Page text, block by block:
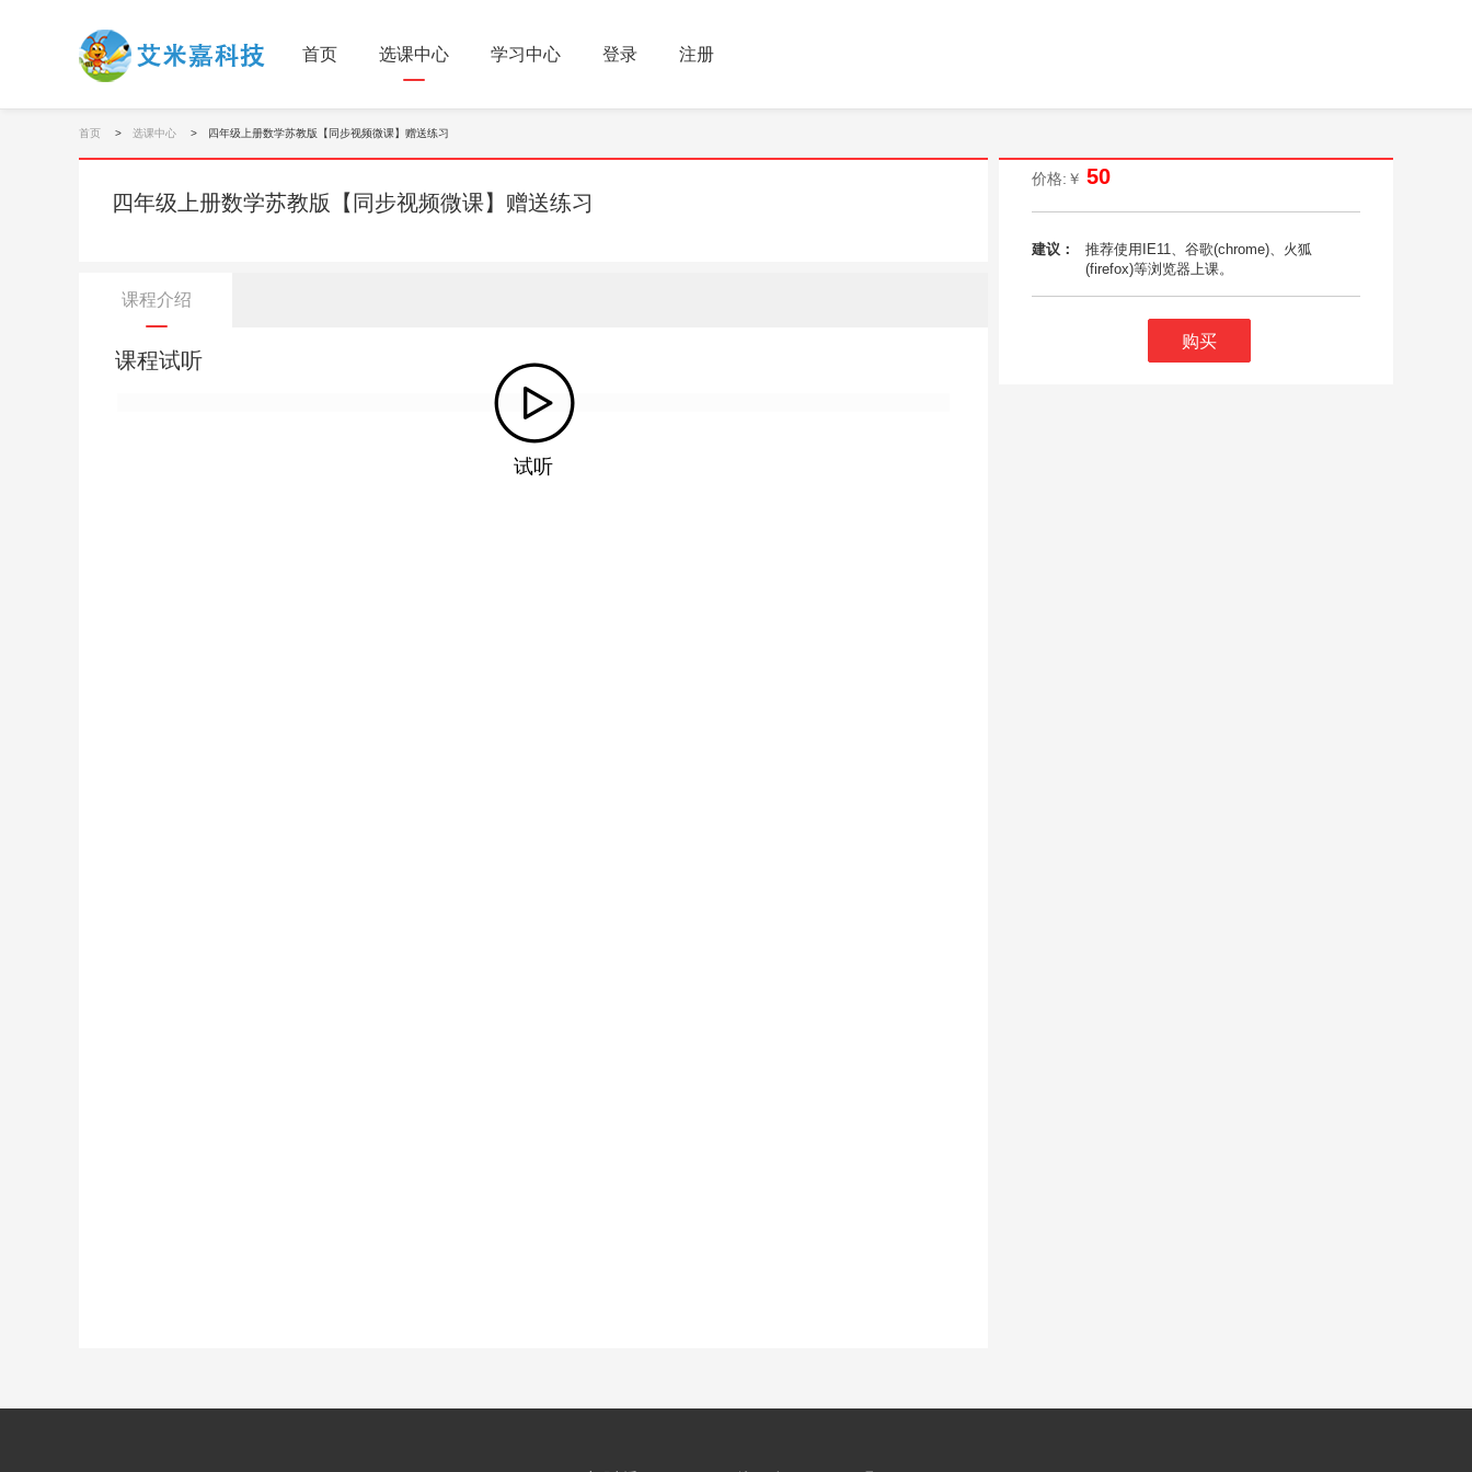
首页 选课中心 学习中心 登录 注册
首页 选课中心 四年级上册数学苏教版【同步视频微课】赠送练习
四年级上册数学苏教版【同步视频微课】赠送练习
课程介绍
课程试听
试听
价格:￥ 50
建议：
推荐使用IE11、谷歌(chrome)、火狐
(firefox)等浏览器上课。
购买